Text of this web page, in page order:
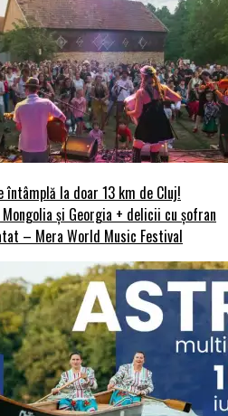
întâmplă la doar 13 km de Cluj!
Mongolia și Georgia + delicii cu șofran
– Mera World Music Festival